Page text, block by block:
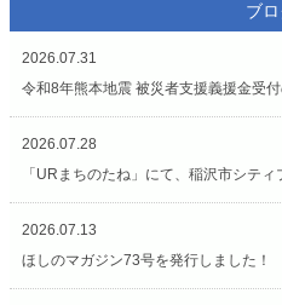
ブ
2026.07.31
令和8年熊本地震 被災者支援義援金受付
2026.07.28
「URまちのたね」にて、稲沢市シティプロモーシ
2026.07.13
ほしのマガジン73号を発行しました！